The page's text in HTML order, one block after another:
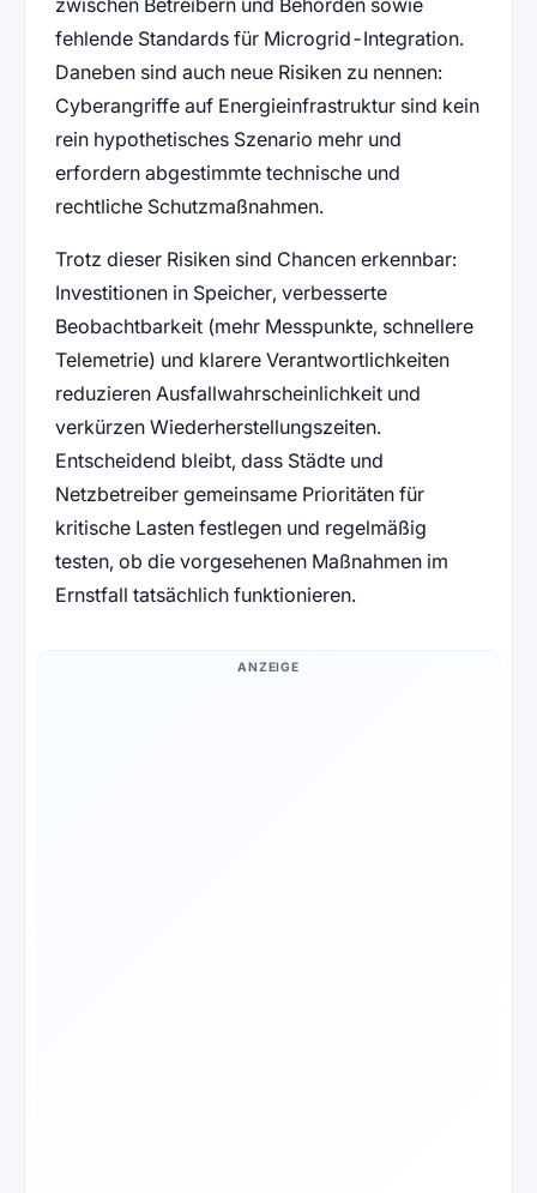
zwischen Betreibern und Behörden sowie
fehlende Standards für Microgrid-Integration.
Daneben sind auch neue Risiken zu nennen:
Cyberangriffe auf Energieinfrastruktur sind kein
rein hypothetisches Szenario mehr und
erfordern abgestimmte technische und
rechtliche Schutzmaßnahmen.
Trotz dieser Risiken sind Chancen erkennbar:
Investitionen in Speicher, verbesserte
Beobachtbarkeit (mehr Messpunkte, schnellere
Telemetrie) und klarere Verantwortlichkeiten
reduzieren Ausfallwahrscheinlichkeit und
verkürzen Wiederherstellungszeiten.
Entscheidend bleibt, dass Städte und
Netzbetreiber gemeinsame Prioritäten für
kritische Lasten festlegen und regelmäßig
testen, ob die vorgesehenen Maßnahmen im
Ernstfall tatsächlich funktionieren.
ANZEIGE